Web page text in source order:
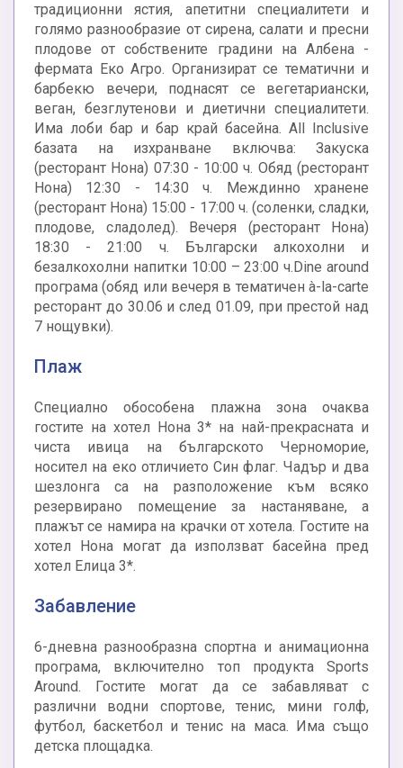
традиционни ястия, апетитни специалитети и
голямо разнообразие от сирена, салати и пресни
плодове от собствените градини на Албена -
фермата Еко Агро. Организират се тематични и
барбекю вечери, поднасят се вегетариански,
веган, безглутенови и диетични специалитети.
Има лоби бар и бар край басейна. All Inclusive
базата на изхранване включва: Закуска
(ресторант Нона) 07:30 - 10:00 ч. Обяд (ресторант
Нона) 12:30 - 14:30 ч. Междинно хранене
(ресторант Нона) 15:00 - 17:00 ч. (соленки, сладки,
плодове, сладолед). Вечеря (ресторант Нона)
18:30 - 21:00 ч. Български алкохолни и
безалкохолни напитки 10:00 – 23:00 ч.Dine around
програма (обяд или вечеря в тематичен à-la-carte
ресторант до 30.06 и след 01.09, при престой над
7 нощувки).
Плаж
Специално обособена плажна зона очаква
гостите на хотел Нона 3* на най-прекрасната и
чиста ивица на българското Черноморие,
носител на еко отличието Син флаг. Чадър и два
шезлонга са на разположение към всяко
резервирано помещение за настаняване, а
плажът се намира на крачки от хотела. Гостите на
хотел Нона могат да използват басейна пред
хотел Елица 3*.
Забавление
6-дневна разнообразна спортна и анимационна
програма, включително топ продуктa Sports
Around. Гостите могат да се забавляват с
различни водни спортове, тенис, мини голф,
футбол, баскетбол и тенис на маса. Има също
детска площадка.